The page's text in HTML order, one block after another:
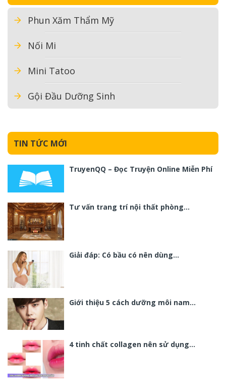
Phun Xăm Thẩm Mỹ
Nối Mi
Mini Tatoo
Gội Đầu Dưỡng Sinh
TIN TỨC MỚI
TruyenQQ – Đọc Truyện Online Miễn Phí
Tư vấn trang trí nội thất phòng…
Giải đáp: Có bầu có nên dùng…
Giới thiệu 5 cách dưỡng môi nam…
4 tinh chất collagen nên sử dụng…